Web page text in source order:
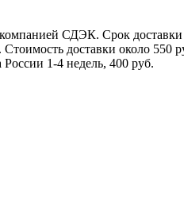
СДЭК. Срок
доставки около 550
1-4 недель, 400 руб.